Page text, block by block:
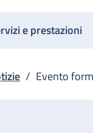
e prestazioni
/ Evento